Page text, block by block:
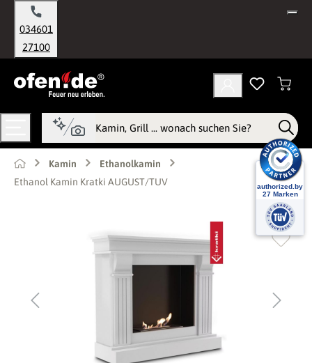
springen
034601
27100
Kamin
Ethanolkamin
Ethanol Kamin Kratki AUGUST/TUV